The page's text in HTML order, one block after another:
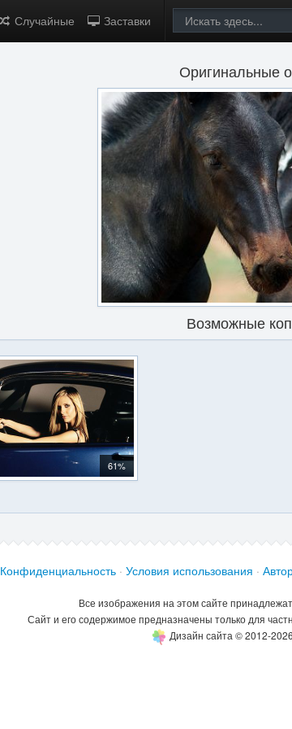
Случайные Заставки
Оригинальные
Возможные
61%
Конфиденциальность · Условия использования ·
Все изображения на этом сайте
Сайт и его содержимое предназначены только для
Дизайн сайта © 2012-